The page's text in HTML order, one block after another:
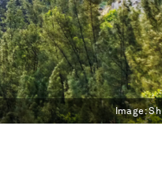
Image: